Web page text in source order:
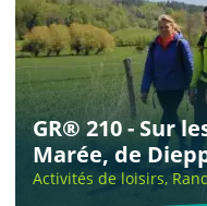
GR® 210 - Sur
Marée, de
Activités de loisirs,